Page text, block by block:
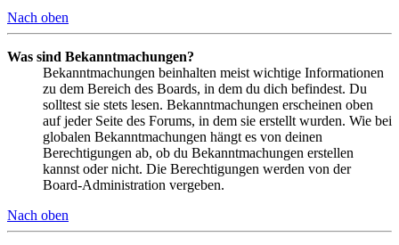
Nach oben
Was sind Bekanntmachungen?
Bekanntmachungen beinhalten meist wichtige Informationen
zu dem Bereich des Boards, in dem du dich befindest. Du
solltest sie stets lesen. Bekanntmachungen erscheinen oben
auf jeder Seite des Forums, in dem sie erstellt wurden. Wie bei
globalen Bekanntmachungen hängt es von deinen
Berechtigungen ab, ob du Bekanntmachungen erstellen
kannst oder nicht. Die Berechtigungen werden von der
Board-Administration vergeben.
Nach oben